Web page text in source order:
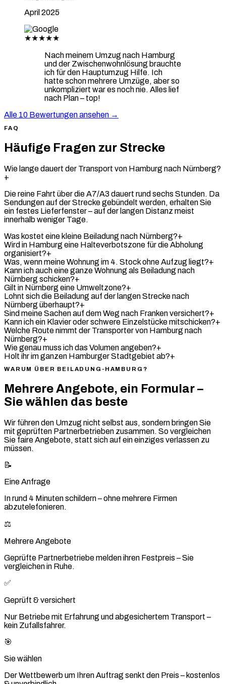
April 2025
★★★★★
Nach meinem Umzug nach Hamburg
und der Zwischenwohnlösung brauchte
ich für den Hauptumzug Hilfe. Ich
hatte schon mehrere Umzüge, aber so
unkompliziert war es noch nie. Alles lief
nach Plan – top!
Alle 10 Bewertungen ansehen →
FAQ
Häufige Fragen zur Strecke
Wie lange dauert der Transport von Hamburg nach Nürnberg?
+
Die reine Fahrt über die A7/A3 dauert rund sechs Stunden. Da
Sendungen auf der Strecke gebündelt werden, erhalten Sie
ein festes Lieferfenster – auf der langen Distanz meist
innerhalb weniger Tage.
Was kostet eine kleine Beiladung nach Nürnberg?+
Wird in Hamburg eine Halteverbotszone für die Abholung
organisiert?+
Was, wenn meine Wohnung im 4. Stock ohne Aufzug liegt?+
Kann ich auch eine ganze Wohnung als Beiladung nach
Nürnberg schicken?+
Gilt in Nürnberg eine Umweltzone?+
Lohnt sich die Beiladung auf der langen Strecke nach
Nürnberg überhaupt?+
Sind meine Sachen auf dem Weg nach Franken versichert?+
Kann ich ein Klavier oder schwere Einzelstücke mitschicken?+
Welche Route nimmt der Transporter von Hamburg nach
Nürnberg?+
Wie genau muss ich das Volumen angeben?+
Holt ihr im ganzen Hamburger Stadtgebiet ab?+
WARUM ÜBER BEILADUNG-HAMBURG?
Mehrere Angebote, ein Formular –
Sie wählen das beste
Wir führen den Umzug nicht selbst aus, sondern bringen Sie
mit geprüften Partnerbetrieben zusammen. So vergleichen
Sie faire Angebote, statt sich auf ein einziges verlassen zu
müssen.
📝
Eine Anfrage
In rund 4 Minuten schildern – ohne mehrere Firmen
abzutelefonieren.
⚖️
Mehrere Angebote
Geprüfte Partnerbetriebe melden ihren Festpreis – Sie
vergleichen in Ruhe.
✅
Geprüft & versichert
Nur Betriebe mit Erfahrung und abgesichertem Transport –
kein Zufallsfahrer.
🎯
Sie wählen
Der Wettbewerb um Ihren Auftrag senkt den Preis – kostenlos